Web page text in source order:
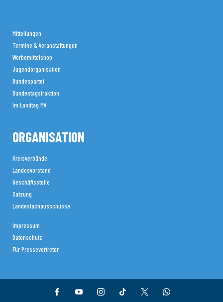
Mitteilungen
Termine & Veranstaltungen
Werbemittelshop
Jugendorganisation
Bundespartei
Bundestagsfraktion
Im Landtag MV
ORGANISATION
Kreisverbände
Landesvorstand
Geschäftsstelle
Satzung
Landesfachausschüsse
Impressum
Datenschutz
Für Pressevertreter